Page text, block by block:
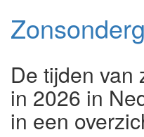
De tijden van
in 2026 in
in een